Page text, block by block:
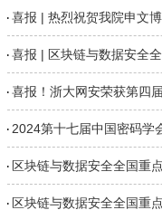
喜报 | 热烈祝贺我院申文
喜报 | 区块链与数据安全
喜报！浙大网安荣获第四
2024第十七届中国密码学
区块链与数据安全全国重
区块链与数据安全全国重